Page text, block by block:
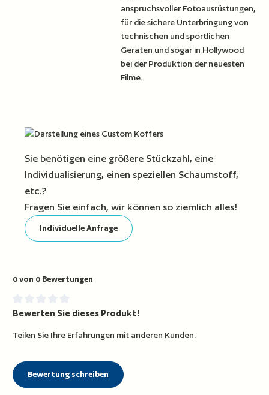
anspruchsvoller Fotoausrüstungen,
für die sichere Unterbringung von
technischen und sportlichen
Geräten und sogar in Hollywood
bei der Produktion der neuesten
Filme.
Sie benötigen eine größere Stückzahl, eine
Individualisierung, einen speziellen Schaumstoff,
etc.?
Fragen Sie einfach, wir können so ziemlich alles!
Individuelle Anfrage
0 von 0 Bewertungen
Durchschnittliche Bewertung von 0 von 5 Sternen
Bewerten Sie dieses Produkt!
Teilen Sie Ihre Erfahrungen mit anderen Kunden.
Bewertung schreiben